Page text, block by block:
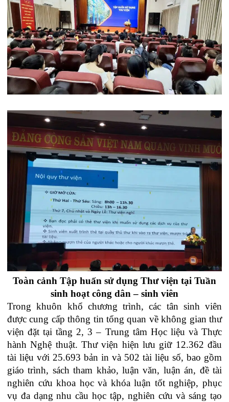
Toàn cảnh Tập huấn sử dụng Thư viện tại Tuần
sinh hoạt công dân – sinh viên
Trong khuôn khổ chương trình, các tân sinh viên
được cung cấp thông tin tổng quan về không gian thư
viện đặt tại tầng 2, 3 – Trung tâm Học liệu và Thực
hành Nghệ thuật. Thư viện hiện lưu giữ 12.362 đầu
tài liệu với 25.693 bản in và 502 tài liệu số, bao gồm
giáo trình, sách tham khảo, luận văn, luận án, đề tài
nghiên cứu khoa học và khóa luận tốt nghiệp, phục
vụ đa dạng nhu cầu học tập, nghiên cứu và sáng tạo